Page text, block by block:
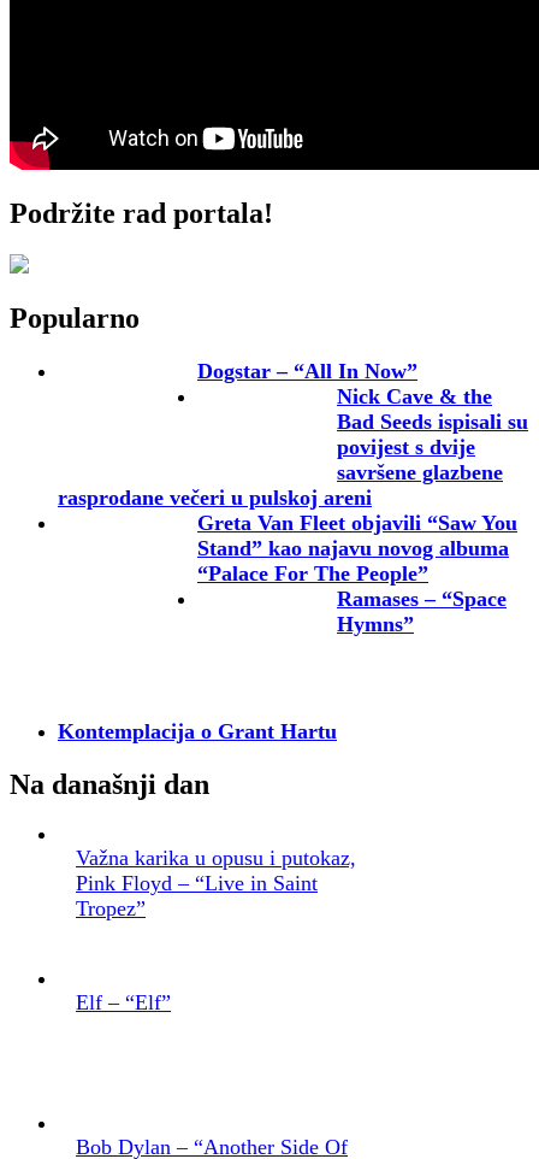
Podržite rad portala!
Popularno
Dogstar – “All In Now”
Nick Cave & the
Bad Seeds ispisali su
povijest s dvije
savršene glazbene
rasprodane večeri u pulskoj areni
Greta Van Fleet objavili “Saw You
Stand” kao najavu novog albuma
“Palace For The People”
Ramases – “Space
Hymns”
Kontemplacija o Grant Hartu
Na današnji dan
Važna karika u opusu i putokaz,
Pink Floyd – “Live in Saint
Tropez”
Elf – “Elf”
Bob Dylan – “Another Side Of